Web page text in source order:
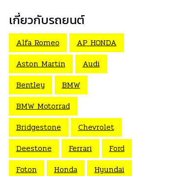
เกี่ยวกับรถยนต์
Alfa Romeo
AP HONDA
Aston Martin
Audi
Bentley
BMW
BMW Motorrad
Bridgestone
Chevrolet
Deestone
Ferrari
Ford
Foton
Honda
Hyundai